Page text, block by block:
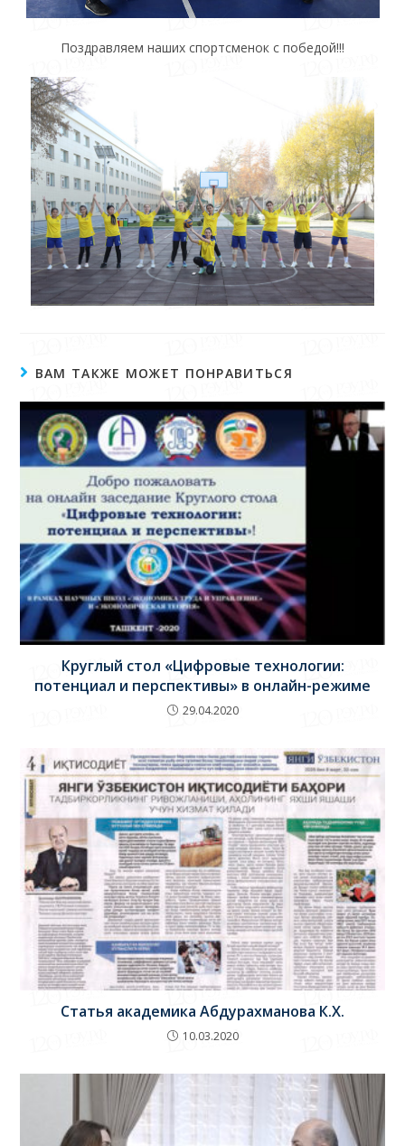
Поздравляем наших спортсменок с победой!!!
ВАМ ТАКЖЕ МОЖЕТ ПОНРАВИТЬСЯ
Круглый стол «Цифровые технологии:
потенциал и перспективы» в онлайн-режиме
29.04.2020
Статья академика Абдурахманова К.Х.
10.03.2020